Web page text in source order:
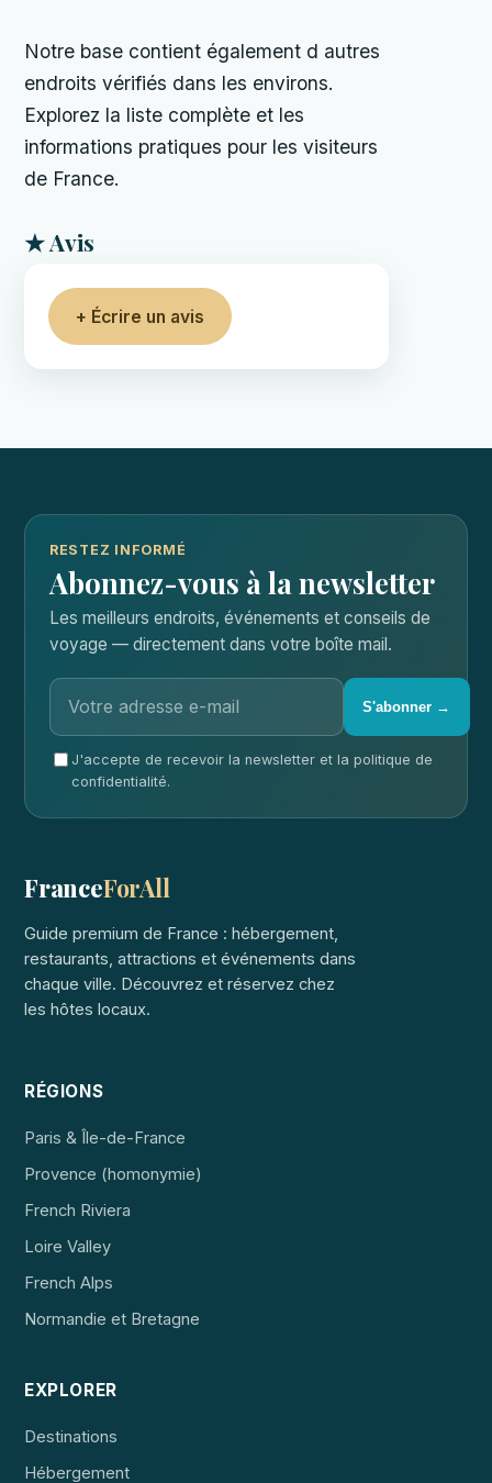
Notre base contient également d autres
endroits vérifiés dans les environs.
Explorez la liste complète et les
informations pratiques pour les visiteurs
de France.
★ Avis
+ Écrire un avis
RESTEZ INFORMÉ
Abonnez-vous à la newsletter
Les meilleurs endroits, événements et conseils de
voyage — directement dans votre boîte mail.
S'abonner →
J'accepte de recevoir la newsletter et la politique de
confidentialité.
FranceForAll
Guide premium de France : hébergement,
restaurants, attractions et événements dans
chaque ville. Découvrez et réservez chez
les hôtes locaux.
RÉGIONS
Paris & Île-de-France
Provence (homonymie)
French Riviera
Loire Valley
French Alps
Normandie et Bretagne
EXPLORER
Destinations
Hébergement